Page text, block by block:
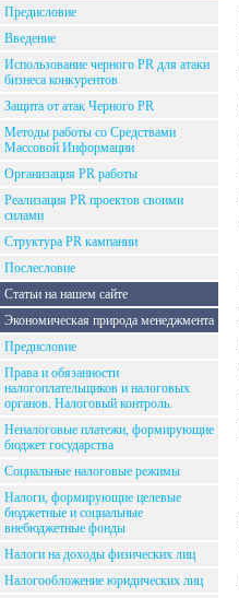
Предисловие
Введение
Использование черного PR для атаки
бизнеса конкурентов
Защита от атак Черного PR
Методы работы со Средствами
Массовой Информации
Организация PR работы
Реализация PR проектов своими
силами
Структура PR кампании
Послесловие
Статьи на нашем сайте
Экономическая природа менеджмента
Предисловие
Права и обязанности
налогоплательщиков и налоговых
органов. Налоговый контроль.
Неналоговые платежи, формирующие
бюджет государства
Социальные налоговые режимы
Налоги, формирующие целевые
бюджетные и социальные
внебюджетные фонды
Налоги на доходы физических лиц
Налогообложение юридических лиц